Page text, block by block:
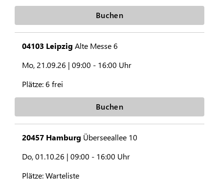
Buchen
04103 Leipzig Alte Messe 6
Mo, 21.09.26 | 09:00 - 16:00 Uhr
Plätze: 6 frei
Buchen
20457 Hamburg Überseeallee 10
Do, 01.10.26 | 09:00 - 16:00 Uhr
Plätze:Warteliste